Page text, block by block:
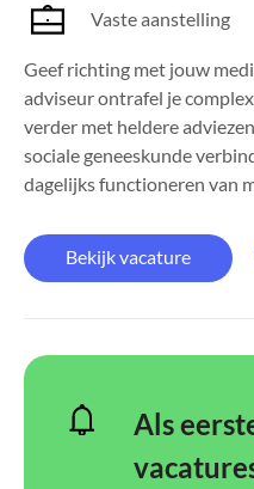
Vaste aanstelling
Geef richting met jouw
adviseur ontrafel je
verder met heldere
sociale geneeskunde
dagelijks functioneren van
Bekijk vacature
Als